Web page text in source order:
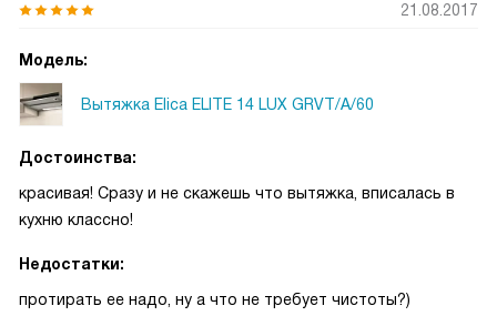
21.08.2017
Модель:
Вытяжка Elica ELITE 14 LUX GRVT/A/60
Достоинства:
красивая! Сразу и не скажешь что вытяжка, вписалась в
кухню классно!
Недостатки:
протирать ее надо, ну а что не требует чистоты?)